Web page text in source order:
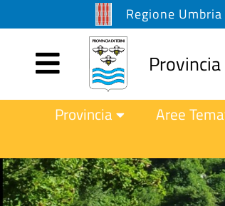
Regione Umbria
Provincia Aree